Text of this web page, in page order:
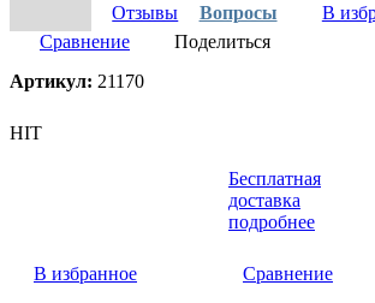
Отзывы Вопросы
В
Сравнение
Поделиться
Артикул: 21170
HIT
Бесплатная
доставка
подробнее
В избранное Сравнение